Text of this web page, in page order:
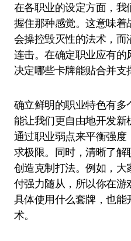
在各职业的设定方面，
握住那种感觉。这意味
会操控毁灭性的法术，
连击。在确定职业应有
决定哪些卡牌能贴合并支
确立鲜明的职业特色有
能让我们更自由地开发
通过职业弱点来平衡强度
求极限。同时，清晰了
创造克制打法。例如，
付强力随从，所以你在
具体使用什么套牌，也
术。